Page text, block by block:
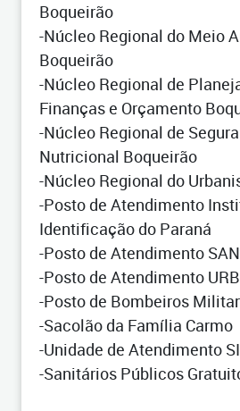
Boqueirão
-Núcleo Regional do Meio
Boqueirão
-Núcleo Regional de
Finanças e Orçamento
-Núcleo Regional de
Nutricional Boqueirão
-Núcleo Regional do
-Posto de Atendimento
Identificação do Paraná
-Posto de Atendimento
-Posto de Atendimento
-Posto de Bombeiros
-Sacolão da Família Carmo
-Unidade de Atendimento
-Sanitários Públicos